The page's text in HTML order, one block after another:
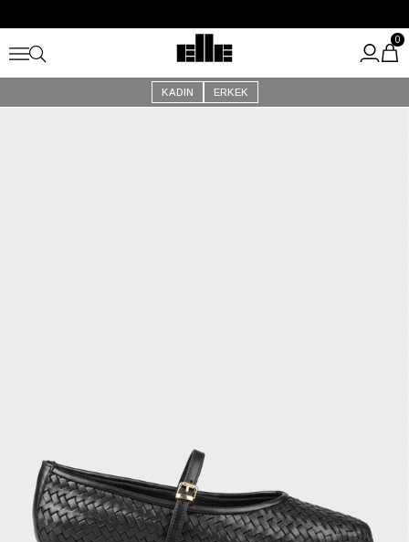
Kargo Ücretsiz!
KADIN ERKEK
0